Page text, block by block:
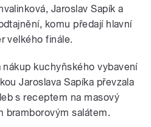
Jaroslav Sapík a
komu předají hlavní
velkého finále.
kuchyňského vybavení
Jaroslava Sapíka převzala
s receptem na masový
bramborovým salátem.